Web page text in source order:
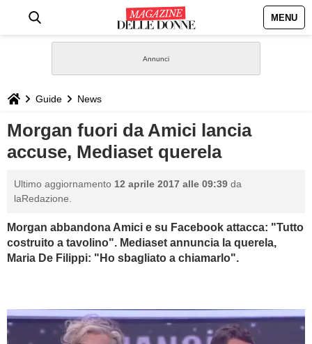
MENU
STILE
BIOGRAFIE
DEFINIZIONI
GASTRONOMIA
BAMBINO
Guide News
Morgan fuori da Amici lancia
accuse, Mediaset querela
Ultimo aggiornamento 12 aprile 2017 alle 09:39 da
laRedazione.
Morgan abbandona Amici e su Facebook attacca: "Tutto
costruito a tavolino". Mediaset annuncia la querela,
Maria De Filippi: "Ho sbagliato a chiamarlo".